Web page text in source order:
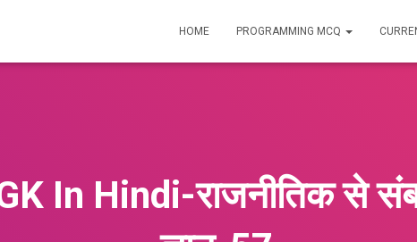
HOME PROGRAMMING MCQ
In Hindi-राजनीतिक से